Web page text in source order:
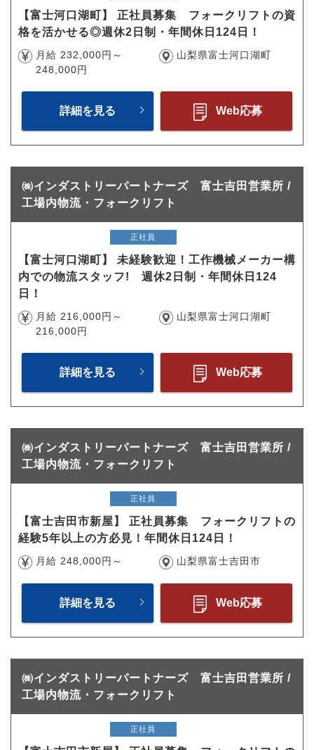
【富士河口湖町】 正社員募集 フォークリフトの資
格を活かせる◎週休2日制・年間休日124日！
月給 232,000円～
248,000円
山梨県富士河口湖町
詳細を見る Web応募
㈱インダストリーパートナーズ 富士吉田営業所 /
工場内物流・フォークリフト
正社員
【富士河口湖町】 未経験歓迎！工作機械メーカー構
内での物流スタッフ! 週休2日制・年間休日124
日！
月給 216,000円～
216,000円
山梨県富士河口湖町
詳細を見る Web応募
㈱インダストリーパートナーズ 富士吉田営業所 /
工場内物流・フォークリフト
正社員
【富士吉田市新屋】 正社員募集 フォークリフトの
経験5年以上の方必見！年間休日124日！
月給 248,000円～ 山梨県富士吉田市
詳細を見る Web応募
㈱インダストリーパートナーズ 富士吉田営業所 /
工場内物流・フォークリフト
正社員